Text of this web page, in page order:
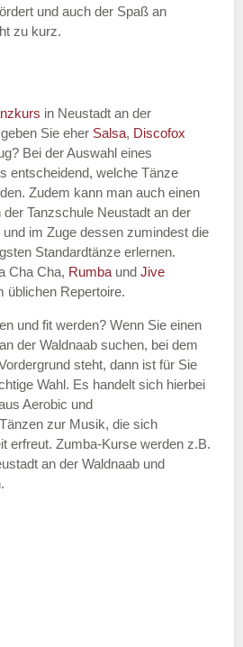
*
der Daten akzeptiere
und auch der Spaß an
zu kurz.
in Neustadt an der
Sie eher Salsa, Discofox
Bei der Auswahl eines
entscheidend, welche Tänze
Zudem kann man auch einen
der Tanzschule Neustadt an der
im Zuge dessen zumindest die
Standardtänze erlernen.
Cha Cha, Rumba und Jive
üblichen Repertoire.
und fit werden? Wenn Sie einen
der Waldnaab suchen, bei dem
steht, dann ist für Sie
Wahl. Es handelt sich hierbei
Aerobic und
zur Musik, die sich
erfreut. Zumba-Kurse werden z.B.
an der Waldnaab und